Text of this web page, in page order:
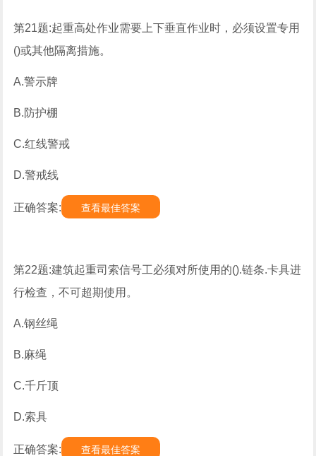
第21题:起重高处作业需要上下垂直作业时，必须设置专用
()或其他隔离措施。
A.警示牌
B.防护棚
C.红线警戒
D.警戒线
正确答案: 查看最佳答案
第22题:建筑起重司索信号工必须对所使用的().链条.卡具进
行检查，不可超期使用。
A.钢丝绳
B.麻绳
C.千斤顶
D.索具
正确答案: 查看最佳答案